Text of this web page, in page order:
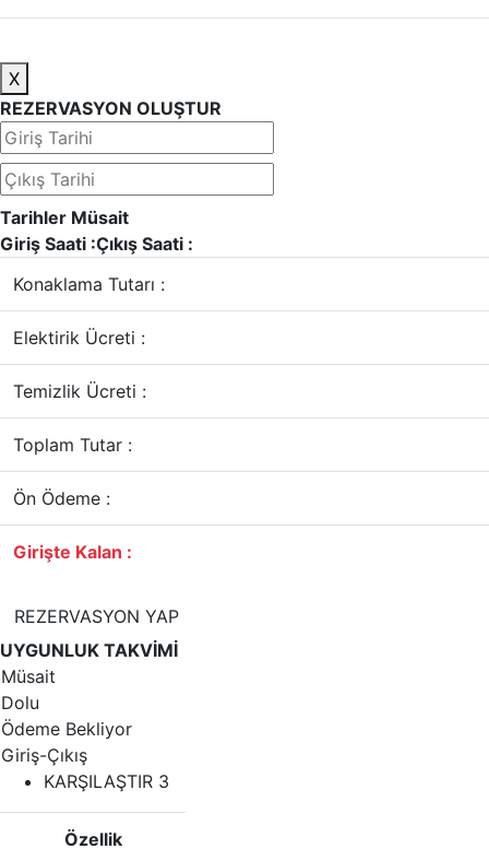
X
REZERVASYON OLUŞTUR
Tarihler Müsait
Giriş Saati :Çıkış Saati :
Konaklama Tutarı :
Elektirik Ücreti :
Temizlik Ücreti :
Toplam Tutar :
Ön Ödeme :
Girişte Kalan :
REZERVASYON YAP
UYGUNLUK TAKVİMİ
Müsait
Dolu
Ödeme Bekliyor
Giriş-Çıkış
KARŞILAŞTIR 3
Özellik